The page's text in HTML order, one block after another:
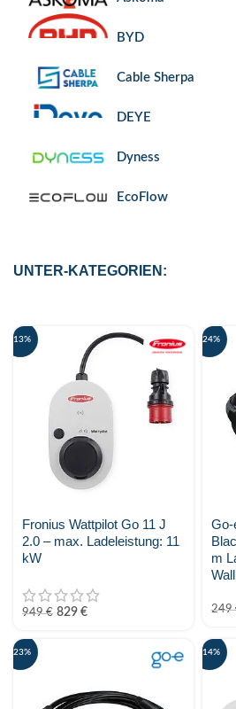
BYD
Cable Sherpa
DEYE
Dyness
EcoFlow
Fronius
GoodWe
Huawei
KEBA
Kostal Solar Electric
UNTER-KATEGORIEN:
-13%
Fronius Wattpilot Go 11 J
2.0 – max. Ladeleistung: 11
kW
949€ 829 €
-24%
Go-
m
249
-23% -14%